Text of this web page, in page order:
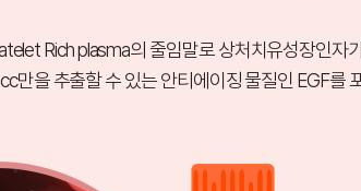
Rich plasma의 줄임말로 상처치유성장인자
만을 추출할 수 있는 안티에이징 물질인 EGF를